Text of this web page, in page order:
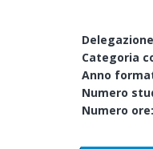
Categoria
Anno
Numero
Numero ore: